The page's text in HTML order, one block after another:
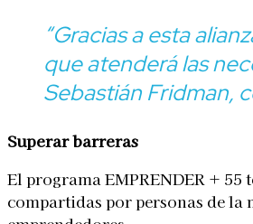
“Gracias a esta
que atenderá las
Sebastián Fridman,
Superar barreras
El programa EMPRENDER +
compartidas por personas de la